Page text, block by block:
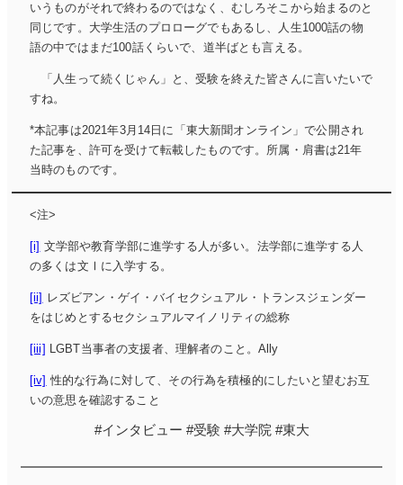
いうものがそれで終わるのではなく、むしろそこから始まるのと
同じです。大学生活のプロローグでもあるし、人生1000話の物
語の中ではまだ100話くらいで、道半ばとも言える。
「人生って続くじゃん」と、受験を終えた皆さんに言いたいで
すね。
*本記事は2021年3月14日に「東大新聞オンライン」で公開され
た記事を、許可を受けて転載したものです。所属・肩書は21年
当時のものです。
<注>
[i] 文学部や教育学部に進学する人が多い。法学部に進学する人
の多くは文Ⅰに入学する。
[ii] レズビアン・ゲイ・バイセクシュアル・トランスジェンダー
をはじめとするセクシュアルマイノリティの総称
[iii] LGBT当事者の支援者、理解者のこと。Ally
[iv] 性的な行為に対して、その行為を積極的にしたいと望むお互
いの意思を確認すること
#インタビュー #受験 #大学院 #東大